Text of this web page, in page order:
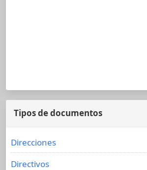
Tipos de documentos
Direcciones
Directivos